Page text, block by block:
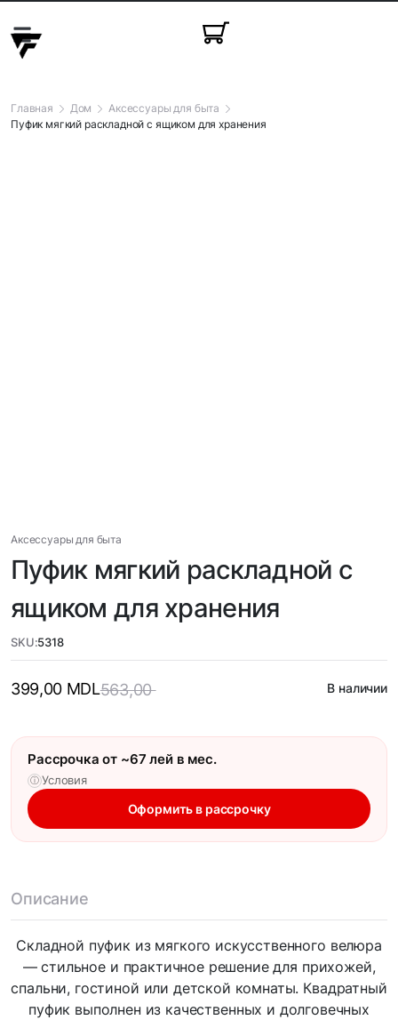
Главная Дом
Аксессуары для быта
Пуфик мягкий раскладной с ящиком для хранения
Аксессуары для быта
Пуфик мягкий раскладной с
ящиком для хранения
SKU:5318
563,00
399,00 MDL В наличии
Рассрочка от ~67 лей в мес.
ⓘ Условия
Оформить в рассрочку
Описание
Складной пуфик из мягкого искусственного велюра
— стильное и практичное решение для прихожей,
спальни, гостиной или детской комнаты. Квадратный
пуфик выполнен из качественных и долговечных